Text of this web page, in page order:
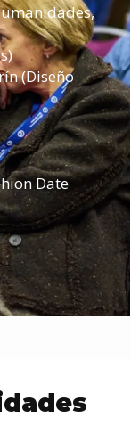
(Diseño
Date